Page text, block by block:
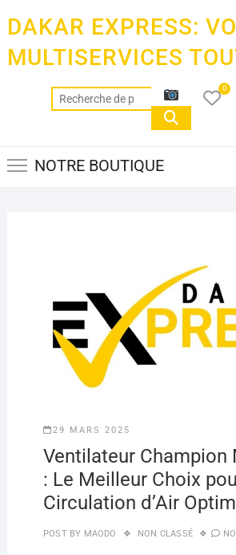
content
DAKAR EXPRESS:
MULTISERVICES
Recherche
pour :
0
NOTRE BOUTIQUE
29 MARS 2025
Ventilateur Champion
: Le Meilleur Choix
Circulation d’Air
POST BY MAODO NON CLASSÉ